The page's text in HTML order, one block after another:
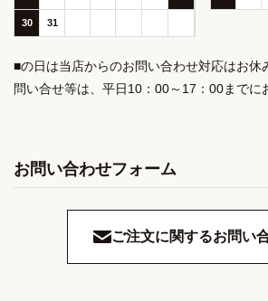
30 31
■の日は当店からのお問い合わせ対応はお休
問い合せ等は、平日10：00～17：00までに
お問い合わせフォーム
ご注文に関するお問い